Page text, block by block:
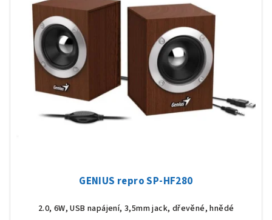
GENIUS repro SP-HF280
2.0, 6W, USB napájení, 3,5mm jack, dřevěné, hnědé